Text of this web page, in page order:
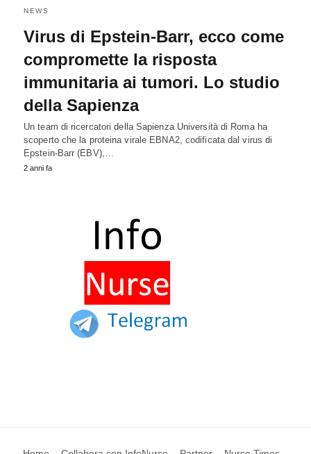
NEWS
Virus di Epstein-Barr, ecco come
compromette la risposta
immunitaria ai tumori. Lo studio
della Sapienza
Un team di ricercatori della Sapienza Università di Roma ha
scoperto che la proteina virale EBNA2, codificata dal virus di
Epstein-Barr (EBV),…
2 anni fa